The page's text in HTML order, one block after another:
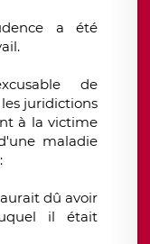
a été
de
juridictions
à la victime
maladie
dû avoir
il était